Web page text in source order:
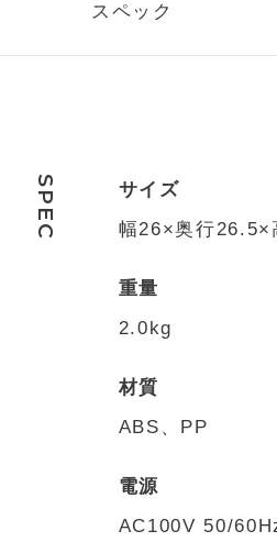
スペック
SPEC
サイズ
幅26×奥行26.5×
重量
2.0kg
材質
ABS、PP
電源
AC100V 50/